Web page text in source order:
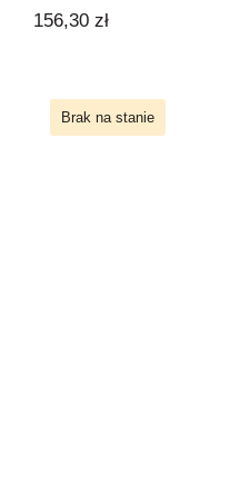
156,30 zł
Brak na stanie